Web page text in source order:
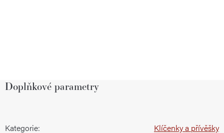
Doplňkové parametry
Kategorie: Klíčenky a přívěšky